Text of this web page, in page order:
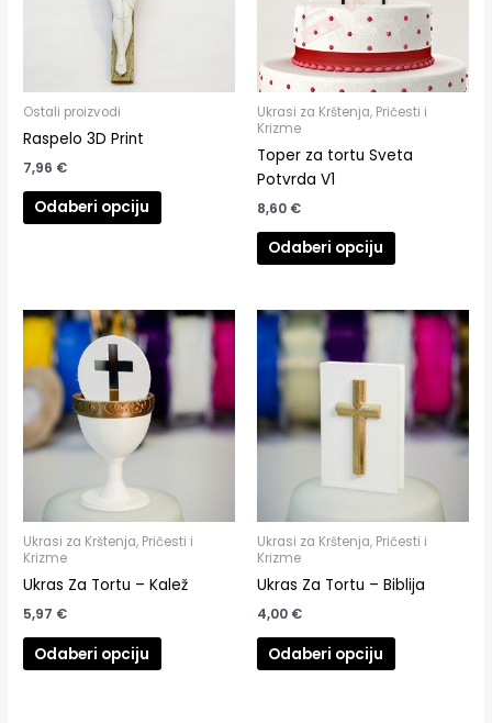
Ostali proizvodi
Raspelo 3D Print
7,96 €
Odaberi opciju
Ukrasi za Krštenja, Pričesti i
Krizme
Toper za tortu Sveta
Potvrda V1
8,60 €
Odaberi opciju
Ukrasi za Krštenja, Pričesti i
Krizme
Ukras Za Tortu – Kalež
5,97 €
Odaberi opciju
Ukrasi za Krštenja, Pričesti i
Krizme
Ukras Za Tortu – Biblija
4,00 €
Odaberi opciju